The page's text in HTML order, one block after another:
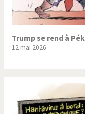
Trump se rend à
12 mai 2026